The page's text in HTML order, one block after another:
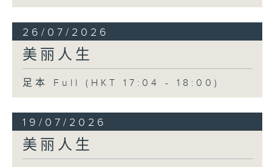
26/07/2026
美丽人生
足本 Full (HKT 17:04 - 18:00)
19/07/2026
美丽人生